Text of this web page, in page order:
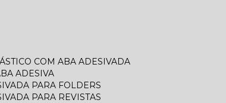
COM ABA ADESIVADA
ADESIVA
PARA FOLDERS
PARA REVISTAS